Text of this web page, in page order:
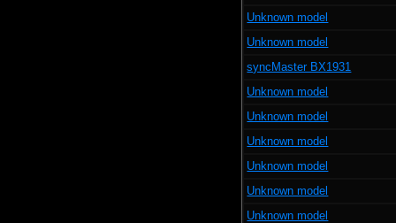
Unknown model
Unknown model
syncMaster BX1931
Unknown model
Unknown model
Unknown model
Unknown model
Unknown model
Unknown model